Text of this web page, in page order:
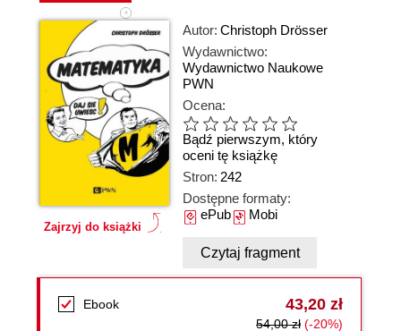
Zajrzyj do książki
Autor: Christoph Drösser
Wydawnictwo:
Wydawnictwo Naukowe
PWN
Ocena:
Bądź pierwszym, który
oceni tę książkę
Stron: 242
Dostępne formaty:
ePubMobi
Czytaj fragment
Ebook 43,20 zł
54,00 zł (-20%)